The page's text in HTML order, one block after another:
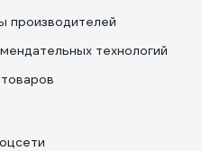
производителей
технологий